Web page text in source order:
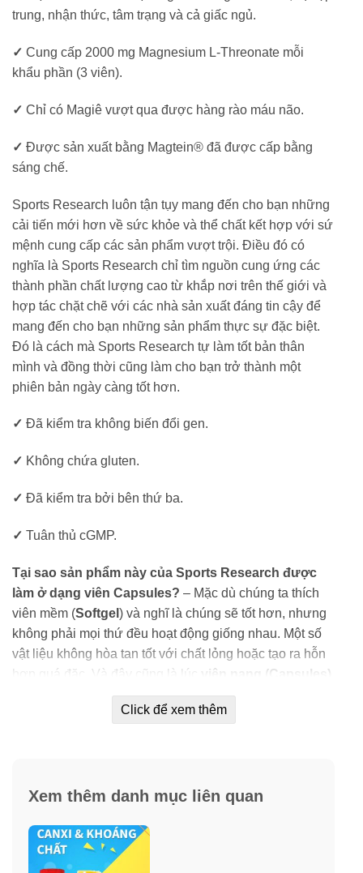
trung, nhận thức, tâm trạng và cả giấc ngủ.
✓ Cung cấp 2000 mg Magnesium L-Threonate mỗi
khẩu phần (3 viên).
✓ Chỉ có Magiê vượt qua được hàng rào máu não.
✓ Được sản xuất bằng Magtein® đã được cấp bằng
sáng chế.
Sports Research luôn tận tụy mang đến cho bạn những
cải tiến mới hơn về sức khỏe và thể chất kết hợp với sứ
mệnh cung cấp các sản phẩm vượt trội. Điều đó có
nghĩa là Sports Research chỉ tìm nguồn cung ứng các
thành phần chất lượng cao từ ​​khắp nơi trên thế giới và
hợp tác chặt chẽ với các nhà sản xuất đáng tin cậy để
mang đến cho bạn những sản phẩm thực sự đặc biệt.
Đó là cách mà Sports Research tự làm tốt bản thân
mình và đồng thời cũng làm cho bạn trở thành một
phiên bản ngày càng tốt hơn.
✓ Đã kiểm tra không biến đổi gen.
✓ Không chứa gluten.
✓ Đã kiểm tra bởi bên thứ ba.
✓ Tuân thủ cGMP.
Tại sao sản phẩm này của Sports Research được
làm ở dạng viên Capsules? – Mặc dù chúng ta thích
viên mềm (Softgel ) và nghĩ là chúng sẽ tốt hơn, nhưng
không phải mọi thứ đều hoạt động giống nhau. Một số
vật liệu không hòa tan tốt với chất lỏng hoặc tạo ra hỗn
hợp quá đặc. Và đây cũng là lúc
viên nang (Capsules)
phát huy tác dụng: Những viênCapsule
linh hoạt hơn so với viên mềm (Softgel
Click để xem thêm
Xem thêm danh mục liên quan